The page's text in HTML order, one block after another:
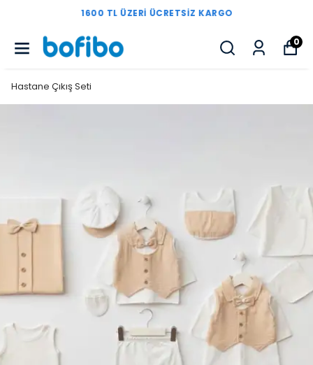
1600 TL ÜZERI ÜCRETSIZ KARGO
0
Hastane Çıkış Seti